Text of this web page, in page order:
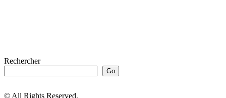
Rechercher
Go
© All Rights Reserved.